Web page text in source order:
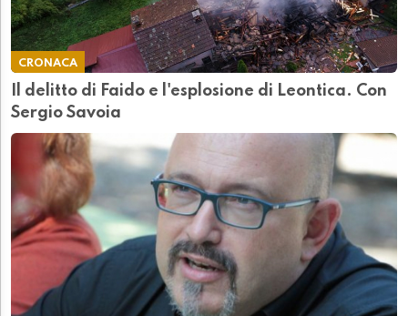
CRONACA
Il delitto di Faido e l'esplosione di Leontica. Con
Sergio Savoia